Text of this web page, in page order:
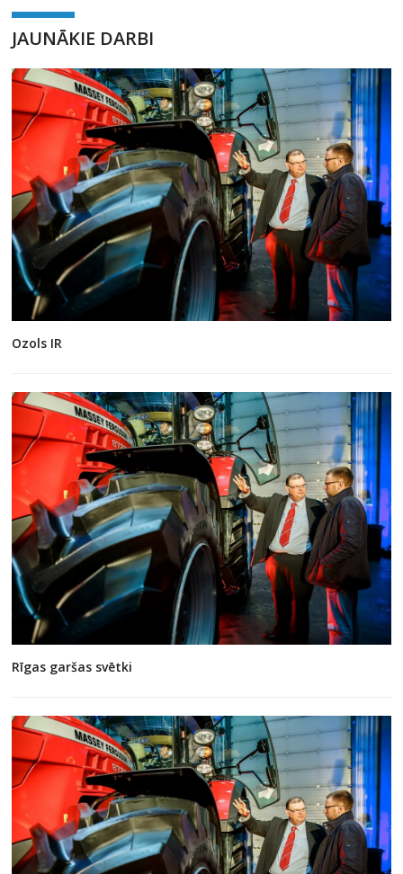
JAUNĀKIE DARBI
Ozols IR
Rīgas garšas svētki